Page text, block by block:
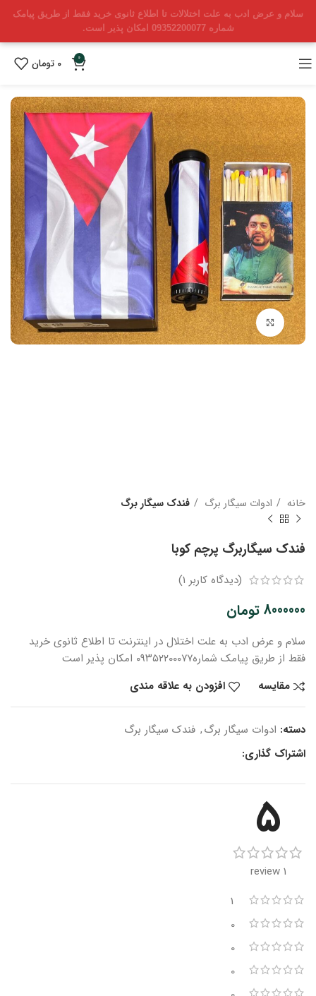
سلام و عرض ادب به علت اختلالات تا اطلاع ثانوی خرید فقط از طریق پیامک
شماره 09352200077 امکان پذیر است.
0
0 تومان
بزرگنمایی تصویر
خانه ادوات سیگار برگ فندک سیگار برگ
فندک سیگاربرگ پرچم کوبا
(دیدگاه کاربر 1
)
8000000 تومان
سلام و عرض ادب به علت اختلال در اینترنت تا اطلاع ثانوی خرید
فقط از طریق پیامک شماره۰۹۳۵۲۲۰۰۰۷۷ امکان پذیر است
مقایسه
افزودن به علاقه مندی
دسته: ادوات سیگار برگ, فندک سیگار برگ
اشتراک گذاری:
5
1 review
1
0
0
0